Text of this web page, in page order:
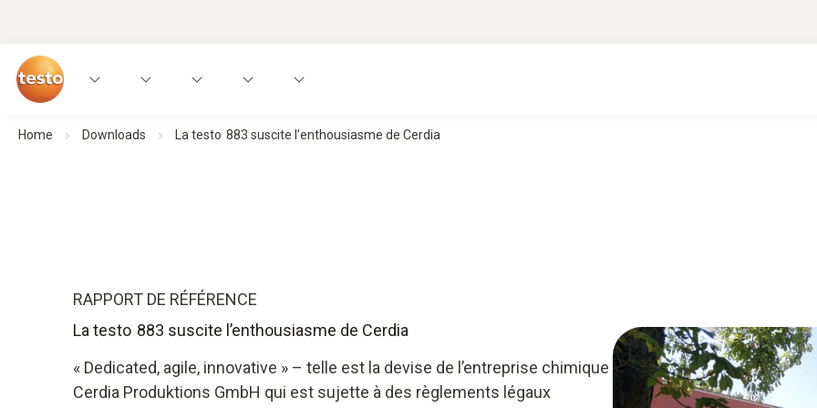
Home Downloads La testo 883 suscite l’enthousiasme de Cerdia
RAPPORT DE RÉFÉRENCE
La testo 883 suscite l’enthousiasme de Cerdia
« Dedicated, agile, innovative » – telle est la devise de l’entreprise chimique
Cerdia Produktions GmbH qui est sujette à des règlements légaux